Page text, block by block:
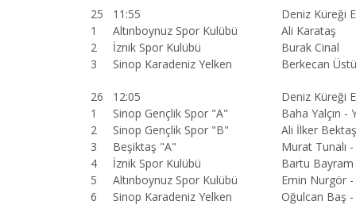
25 11:55
Deniz Küreği
1
Altınboynuz Spor Kulübü
Ali Karataş
2
İznik Spor Kulübü
Burak Cinal
3
Sinop Karadeniz Yelken Berkecan
26 12:05
Deniz Küreği
1
Sinop Gençlik Spor "A"
Baha Yalçın -
2
Sinop Gençlik Spor "B"
Ali İlker
3
Beşiktaş "A"
Murat Tunalı
4
İznik Spor Kulübü
Bartu
5
Altınboynuz Spor Kulübü
Emin Nurgör -
6
Sinop Karadeniz Yelken Oğulcan Baş